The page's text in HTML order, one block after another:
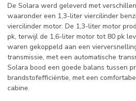
De Solara werd geleverd met
waaronder een 1,3-liter viercilinder
viercilinder motor. De 1,3-liter motor
pk, terwijl de 1,6-liter motor tot 80 pk
waren gekoppeld aan een
transmissie, met een automatische
Solara bood een goede balans tussen
brandstofefficiëntie, met een
cabine.